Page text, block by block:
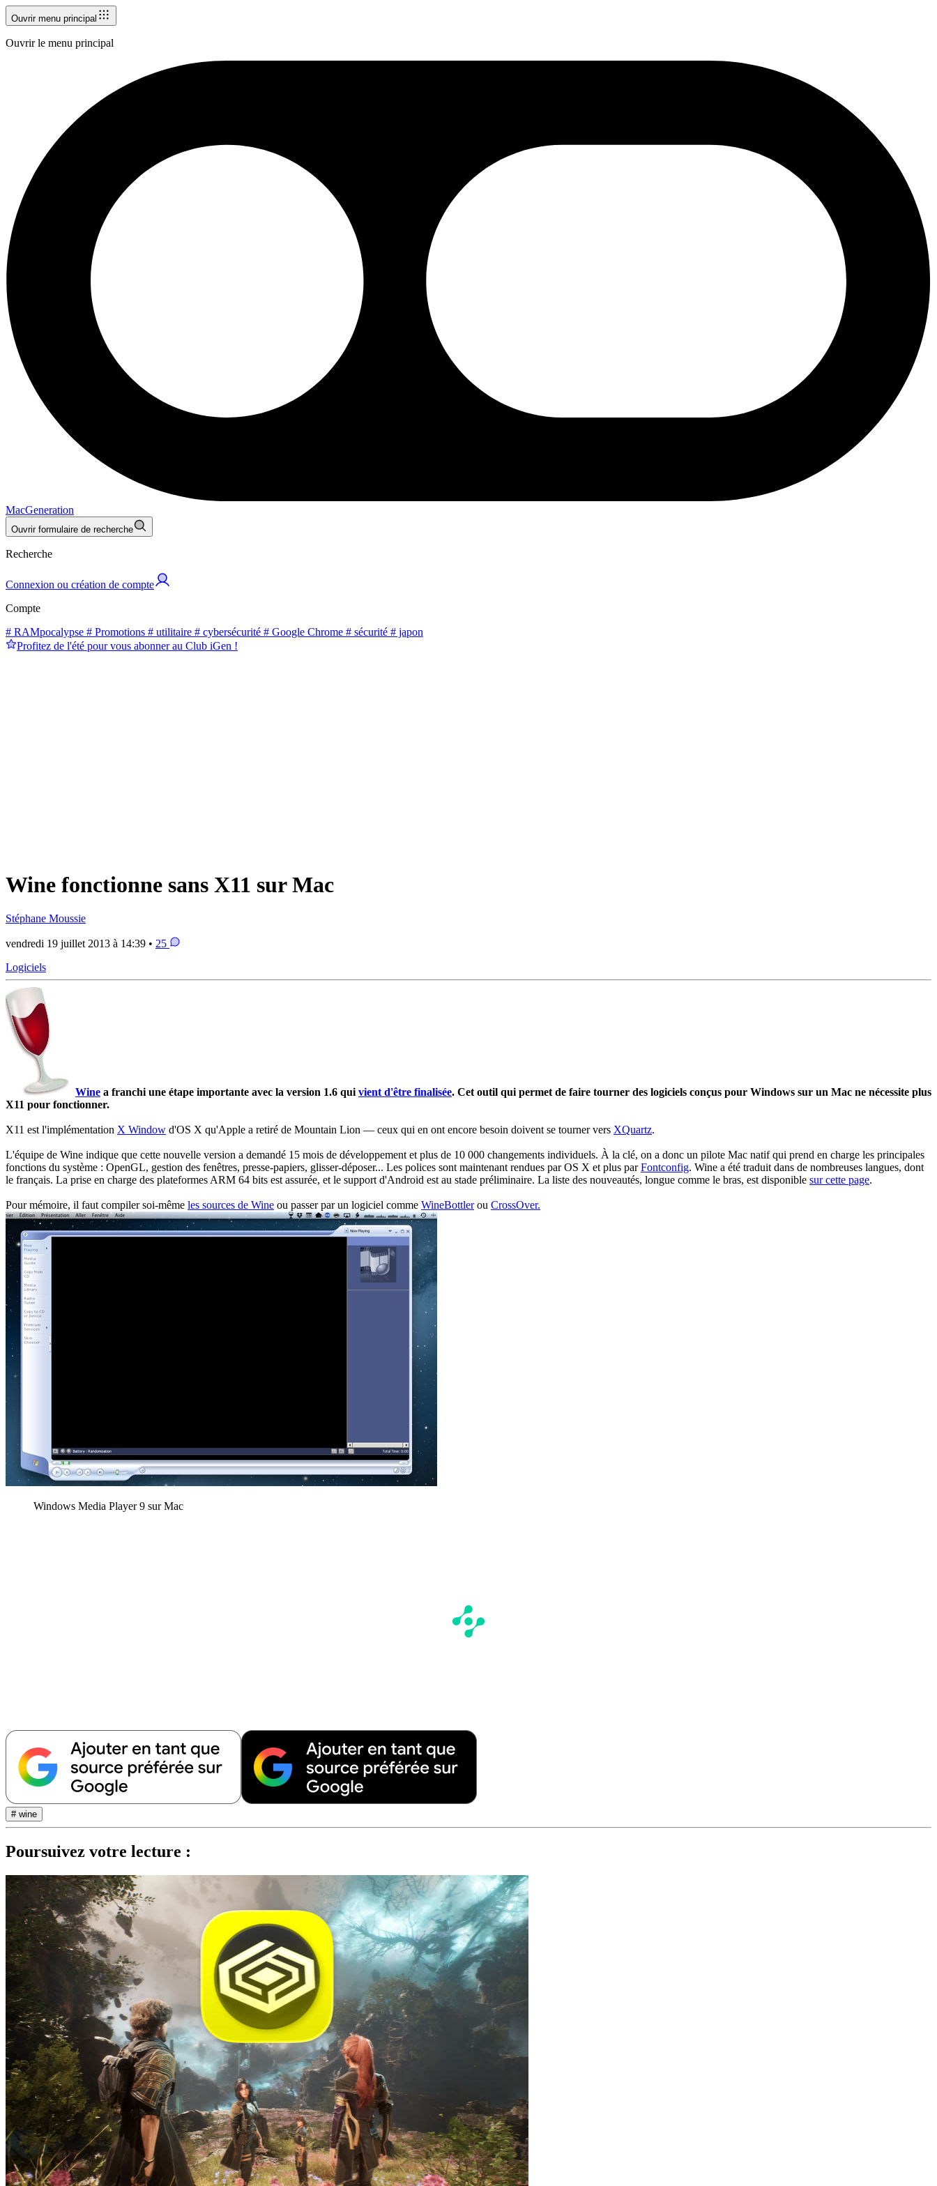
Ouvrir menu principal
Ouvrir le menu principal
MacGeneration
Ouvrir formulaire de recherche
Recherche
Connexion ou création de compte
Compte
# RAMpocalypse # Promotions # utilitaire # cybersécurité # Google Chrome # sécurité # japon
Profitez de l'été pour vous abonner au Club iGen !
Wine fonctionne sans X11 sur Mac
Stéphane Moussie
vendredi 19 juillet 2013 à 14:39 • 25
Logiciels
Wine a franchi une étape importante avec la version 1.6 qui vient d'être finalisée. Cet outil qui permet de faire tourner des logiciels conçus pour Windows sur un Mac ne nécessite plus
X11 pour fonctionner.
X11 est l'implémentation X Window d'OS X qu'Apple a retiré de Mountain Lion — ceux qui en ont encore besoin doivent se tourner vers XQuartz.
L'équipe de Wine indique que cette nouvelle version a demandé 15 mois de développement et plus de 10 000 changements individuels. À la clé, on a donc un pilote Mac natif qui prend en charge les principales
fonctions du système : OpenGL, gestion des fenêtres, presse-papiers, glisser-déposer... Les polices sont maintenant rendues par OS X et plus parFontconfig. Wine a été traduit dans de nombreuses langues, dont
le français. La prise en charge des plateformes ARM 64 bits est assurée, et le support d'Android est au stade préliminaire. La liste des nouveautés, longue comme le bras, est disponible sur cette page.
Pour mémoire, il faut compiler soi-même les sources de Wine ou passer par un logiciel comme WineBottlerou CrossOver.
Windows Media Player 9 sur Mac
# wine
Poursuivez votre lecture :